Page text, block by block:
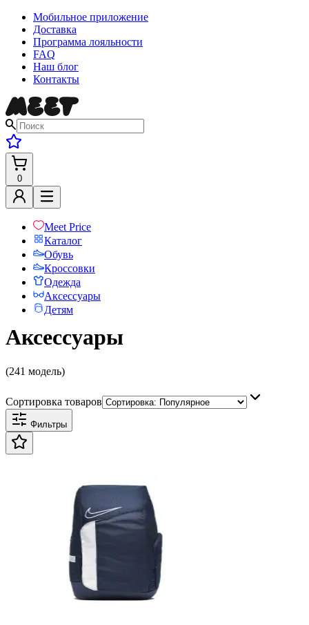
Мобильное приложение
Доставка
Программа лояльности
FAQ
Наш блог
Контакты
0
Meet Price
Каталог
Обувь
Кроссовки
Одежда
Аксессуары
Детям
Аксессуары
(241 модель)
Сортировка товаров
Фильтры